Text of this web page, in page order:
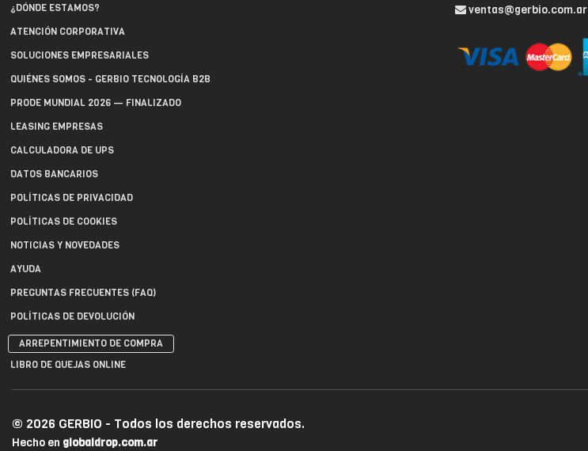
¿DÓNDE ESTAMOS?
ATENCIÓN CORPORATIVA
SOLUCIONES EMPRESARIALES
QUIÉNES SOMOS - GERBIO TECNOLOGÍA B2B
PRODE MUNDIAL 2026 — FINALIZADO
LEASING EMPRESAS
CALCULADORA DE UPS
DATOS BANCARIOS
POLÍTICAS DE PRIVACIDAD
POLÍTICAS DE COOKIES
NOTICIAS Y NOVEDADES
AYUDA
PREGUNTAS FRECUENTES (FAQ)
POLÍTICAS DE DEVOLUCIÓN
ARREPENTIMIENTO DE COMPRA
LIBRO DE QUEJAS ONLINE
ventas@gerbio.com.ar
© 2026 GERBIO - Todos los derechos reservados.
Hecho en globaldrop.com.ar